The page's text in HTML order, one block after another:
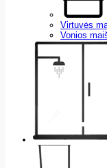
Virtuvės
Vonios